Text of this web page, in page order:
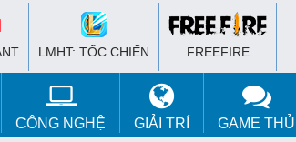
LMHT: TỐC CHIẾN FREEFIRE
CÔNG NGHỆ GIẢI TRÍ GAME THỦ